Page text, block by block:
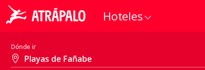
Hoteles
Dónde ir